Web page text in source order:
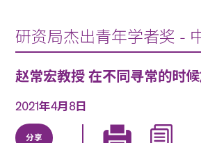
研资局杰出青年学者奖 -
赵常宏教授 在不同寻常的时
2021年4月8日
分享